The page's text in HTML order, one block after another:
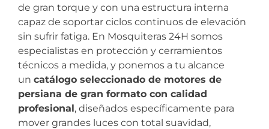
de gran torque y con una estructura interna
capaz de soportar ciclos continuos de elevación
sin sufrir fatiga. En Mosquiteras 24H somos
especialistas en protección y cerramientos
técnicos a medida, y ponemos a tu alcance
un catálogo seleccionado de motores de
persiana de gran formato con calidad
profesional, diseñados específicamente para
mover grandes luces con total suavidad,